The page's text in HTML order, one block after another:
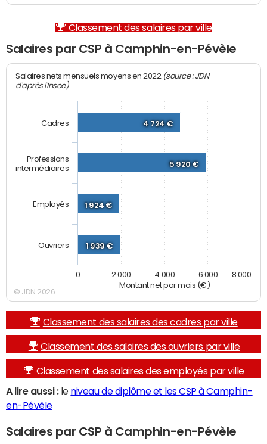
Classement des salaires par ville
Salaires par CSP à Camphin-en-Pévèle
Montant net par mois (€)
Salaires nets mensuels moyens en 2022 (source : JDN
d'après l'Insee)
4 724 €
5 920 €
1 924 €
1 939 €
Cadres
Professions
intermédiaires
Employés
Ouvriers
0 2 000 4 000 6 000 8 000
© JDN 2026
Classement des salaires des cadres par ville
Classement des salaires des ouvriers par ville
Classement des salaires des employés par ville
A lire aussi :le niveau de diplôme et les CSP à Camphin-
en-Pévèle
Salaires par CSP à Camphin-en-Pévèle